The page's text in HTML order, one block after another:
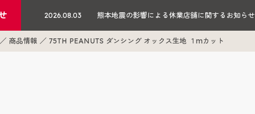
2026.08.03 熊本地震の影響による休業店舗に関するお知らせ
商品情報 75TH PEANUTS ダンシング オックス生地 １mカット